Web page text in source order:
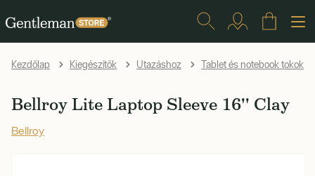
Kezdőlap Kiegészítők Utazáshoz Tablet és notebook tokok
Bellroy Lite Laptop Sleeve 16'' Clay
Bellroy